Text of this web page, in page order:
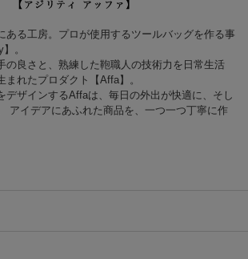
ある工房。プロが使用するツールバッグを作る事
。
の良さと、熟練した鞄職人の技術力を日常生活
れたプロダクト【Affa】。
デザインするAffaは、毎日の外出が快適に、そし
アイデアにあふれた商品を、一つ一つ丁寧に作